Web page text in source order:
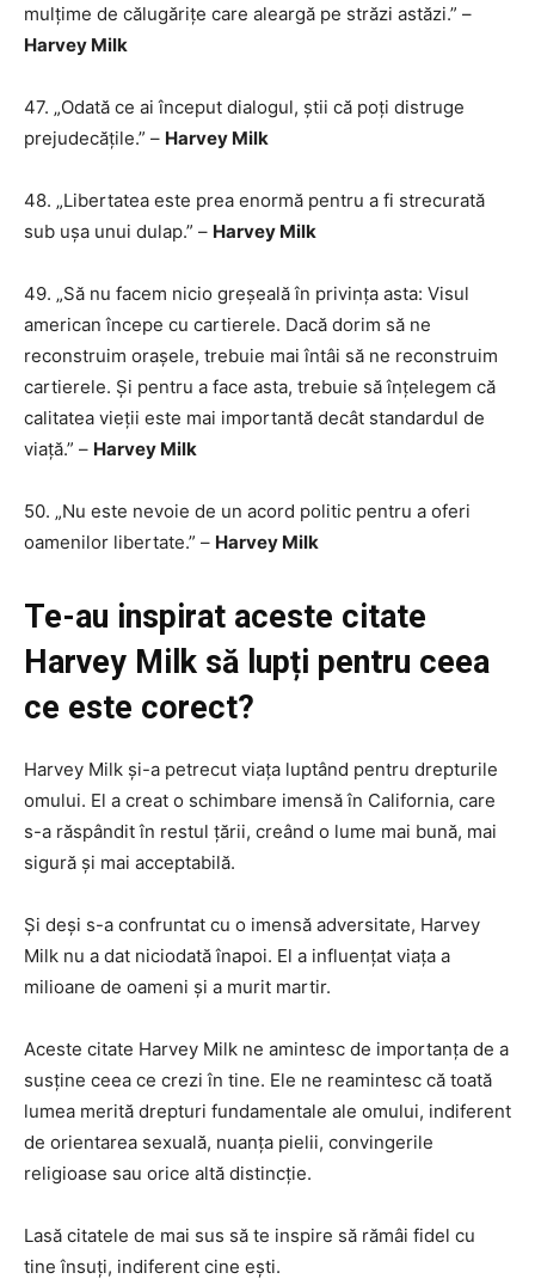
mulțime de călugărițe care aleargă pe străzi astăzi.” –
Harvey Milk
47. „Odată ce ai început dialogul, știi că poți distruge
prejudecățile.” – Harvey Milk
48. „Libertatea este prea enormă pentru a fi strecurată
sub ușa unui dulap.” – Harvey Milk
49. „Să nu facem nicio greșeală în privința asta: Visul
american începe cu cartierele. Dacă dorim să ne
reconstruim orașele, trebuie mai întâi să ne reconstruim
cartierele. Și pentru a face asta, trebuie să înțelegem că
calitatea vieții este mai importantă decât standardul de
viață.” – Harvey Milk
50. „Nu este nevoie de un acord politic pentru a oferi
oamenilor libertate.” – Harvey Milk
Te-au inspirat aceste citate
Harvey Milk să lupți pentru ceea
ce este corect?
Harvey Milk și-a petrecut viața luptând pentru drepturile
omului. El a creat o schimbare imensă în California, care
s-a răspândit în restul țării, creând o lume mai bună, mai
sigură și mai acceptabilă.
Și deși s-a confruntat cu o imensă adversitate, Harvey
Milk nu a dat niciodată înapoi. El a influențat viața a
milioane de oameni și a murit martir.
Aceste citate Harvey Milk ne amintesc de importanța de a
susține ceea ce crezi în tine. Ele ne reamintesc că toată
lumea merită drepturi fundamentale ale omului, indiferent
de orientarea sexuală, nuanța pielii, convingerile
religioase sau orice altă distincție.
Lasă citatele de mai sus să te inspire să rămâi fidel cu
tine însuți, indiferent cine ești.